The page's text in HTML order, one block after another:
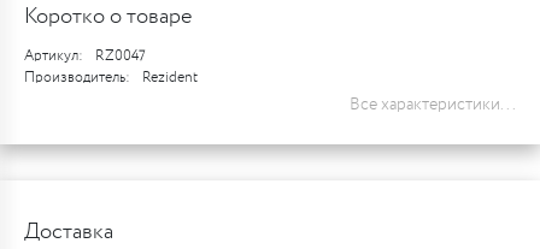
Коротко о товаре
Артикул:
RZ0047
Производитель:
Rezident
Все характеристики...
Доставка